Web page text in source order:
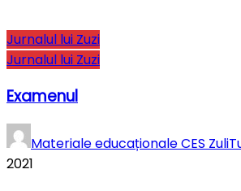
Jurnalul lui Zuzi
Jurnalul lui Zuzi
Examenul
Materiale educaționale CES
2021